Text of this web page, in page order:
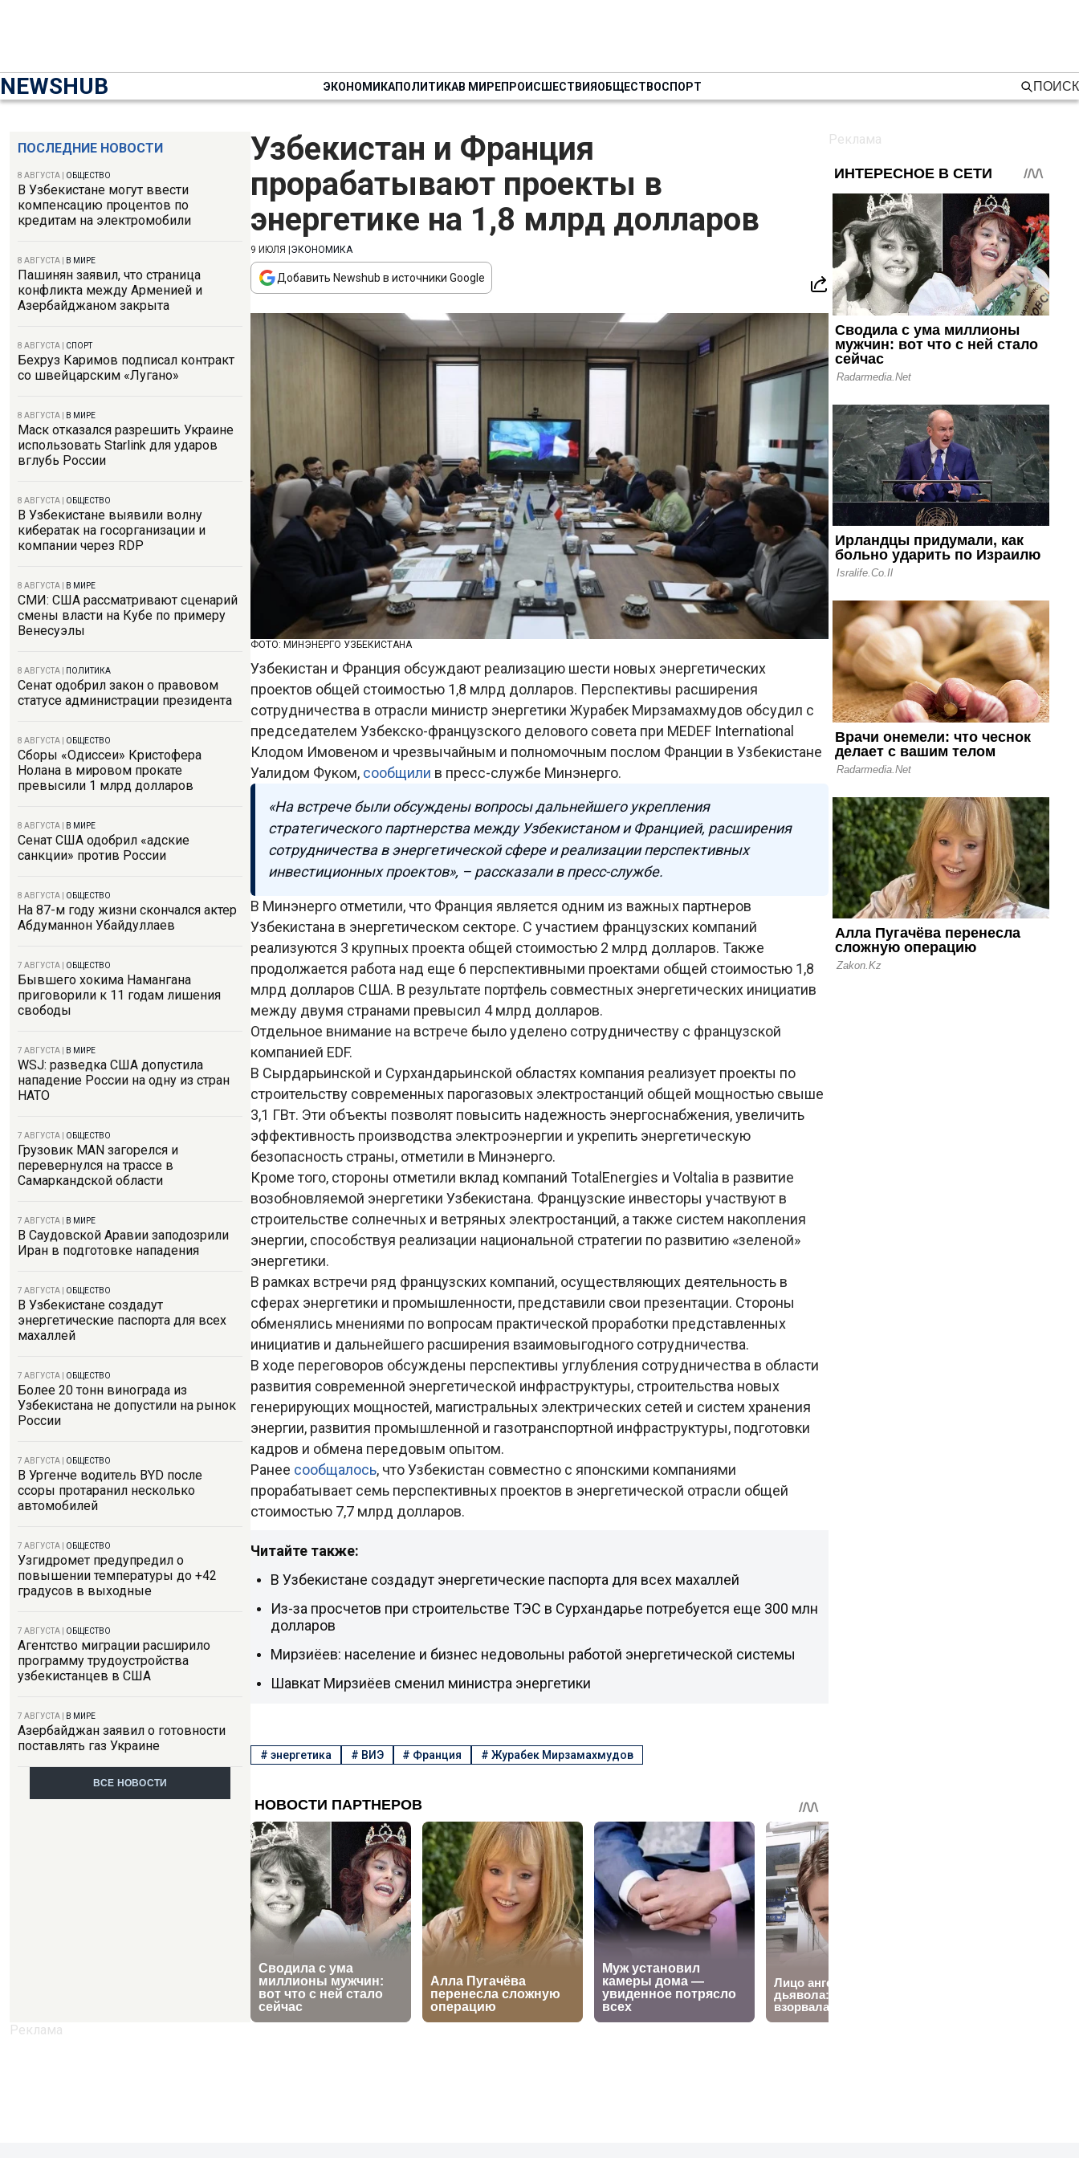
NEWSHUB ЭКОНОМИКАПОЛИТИКАВ МИРЕПРОИСШЕСТВИЯОБЩЕСТВОСПОРТ ПОИСК
ПОСЛЕДНИЕ НОВОСТИ
8 АВГУСТА ОБЩЕСТВО
В Узбекистане могут ввести
компенсацию процентов по
кредитам на электромобили
8 АВГУСТА В МИРЕ
Пашинян заявил, что страница
конфликта между Арменией и
Азербайджаном закрыта
8 АВГУСТА СПОРТ
Бехруз Каримов подписал контракт
со швейцарским «Лугано»
8 АВГУСТА В МИРЕ
Маск отказался разрешить Украине
использовать Starlink для ударов
вглубь России
8 АВГУСТА ОБЩЕСТВО
В Узбекистане выявили волну
кибератак на госорганизации и
компании через RDP
8 АВГУСТА В МИРЕ
СМИ: США рассматривают сценарий
смены власти на Кубе по примеру
Венесуэлы
8 АВГУСТА ПОЛИТИКА
Сенат одобрил закон о правовом
статусе администрации президента
8 АВГУСТА ОБЩЕСТВО
Сборы «Одиссеи» Кристофера
Нолана в мировом прокате
превысили 1 млрд долларов
8 АВГУСТА В МИРЕ
Сенат США одобрил «адские
санкции» против России
8 АВГУСТА ОБЩЕСТВО
На 87-м году жизни скончался актер
Абдуманнон Убайдуллаев
7 АВГУСТА ОБЩЕСТВО
Бывшего хокима Намангана
приговорили к 11 годам лишения
свободы
7 АВГУСТА В МИРЕ
WSJ: разведка США допустила
нападение России на одну из стран
НАТО
7 АВГУСТА ОБЩЕСТВО
Грузовик MAN загорелся и
перевернулся на трассе в
Самаркандской области
7 АВГУСТА В МИРЕ
В Саудовской Аравии заподозрили
Иран в подготовке нападения
7 АВГУСТА ОБЩЕСТВО
В Узбекистане создадут
энергетические паспорта для всех
махаллей
7 АВГУСТА ОБЩЕСТВО
Более 20 тонн винограда из
Узбекистана не допустили на рынок
России
7 АВГУСТА ОБЩЕСТВО
В Ургенче водитель BYD после
ссоры протаранил несколько
автомобилей
7 АВГУСТА ОБЩЕСТВО
Узгидромет предупредил о
повышении температуры до +42
градусов в выходные
7 АВГУСТА ОБЩЕСТВО
Агентство миграции расширило
программу трудоустройства
узбекистанцев в США
7 АВГУСТА В МИРЕ
Азербайджан заявил о готовности
поставлять газ Украине
ВСЕ НОВОСТИ
Узбекистан и Франция
прорабатывают проекты в
энергетике на 1,8 млрд долларов
9 ИЮЛЯ ЭКОНОМИКА
Добавить Newshub в источники Google
ФОТО: МИНЭНЕРГО УЗБЕКИСТАНА
Узбекистан и Франция обсуждают реализацию шести новых энергетических
проектов общей стоимостью 1,8 млрд долларов. Перспективы расширения
сотрудничества в отрасли министр энергетики Журабек Мирзамахмудов обсудил с
председателем Узбекско-французского делового совета при MEDEF International
Клодом Имовеном и чрезвычайным и полномочным послом Франции в Узбекистане
Уалидом Фуком, сообщили в пресс-службе Минэнерго.
«На встрече были обсуждены вопросы дальнейшего укрепления
стратегического партнерства между Узбекистаном и Францией, расширения
сотрудничества в энергетической сфере и реализации перспективных
инвестиционных проектов», – рассказали в пресс-службе.
В Минэнерго отметили, что Франция является одним из важных партнеров
Узбекистана в энергетическом секторе. С участием французских компаний
реализуются 3 крупных проекта общей стоимостью 2 млрд долларов. Также
продолжается работа над еще 6 перспективными проектами общей стоимостью 1,8
млрд долларов США. В результате портфель совместных энергетических инициатив
между двумя странами превысил 4 млрд долларов.
Отдельное внимание на встрече было уделено сотрудничеству с французской
компанией EDF.
В Сырдарьинской и Сурхандарьинской областях компания реализует проекты по
строительству современных парогазовых электростанций общей мощностью свыше
3,1 ГВт. Эти объекты позволят повысить надежность энергоснабжения, увеличить
эффективность производства электроэнергии и укрепить энергетическую
безопасность страны, отметили в Минэнерго.
Кроме того, стороны отметили вклад компаний TotalEnergies и Voltalia в развитие
возобновляемой энергетики Узбекистана. Французские инвесторы участвуют в
строительстве солнечных и ветряных электростанций, а также систем накопления
энергии, способствуя реализации национальной стратегии по развитию «зеленой»
энергетики.
В рамках встречи ряд французских компаний, осуществляющих деятельность в
сферах энергетики и промышленности, представили свои презентации. Стороны
обменялись мнениями по вопросам практической проработки представленных
инициатив и дальнейшего расширения взаимовыгодного сотрудничества.
В ходе переговоров обсуждены перспективы углубления сотрудничества в области
развития современной энергетической инфраструктуры, строительства новых
генерирующих мощностей, магистральных электрических сетей и систем хранения
энергии, развития промышленной и газотранспортной инфраструктуры, подготовки
кадров и обмена передовым опытом.
Ранее сообщалось, что Узбекистан совместно с японскими компаниями
прорабатывает семь перспективных проектов в энергетической отрасли общей
стоимостью 7,7 млрд долларов.
Читайте также:
В Узбекистане создадут энергетические паспорта для всех махаллей
Из-за просчетов при строительстве ТЭС в Сурхандарье потребуется еще 300 млн
долларов
Мирзиёев: население и бизнес недовольны работой энергетической системы
Шавкат Мирзиёев сменил министра энергетики
# энергетика # ВИЭ # Франция #Журабек Мирзамахмудов